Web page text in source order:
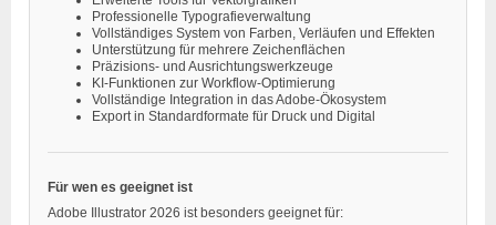
Professionelle Typografieverwaltung
Vollständiges System von Farben, Verläufen und Effekten
Unterstützung für mehrere Zeichenflächen
Präzisions- und Ausrichtungswerkzeuge
KI-Funktionen zur Workflow-Optimierung
Vollständige Integration in das Adobe-Ökosystem
Export in Standardformate für Druck und Digital
Für wen es geeignet ist
Adobe Illustrator 2026 ist besonders geeignet für: